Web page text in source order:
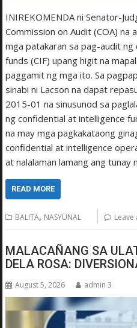
INIREKOMENDA ni Senator-
Commission on Audit (COA) na
mga patakaran sa pag-audit
funds (CIF) upang higit na
paggamit ng mga ito. Sa
sinabi ni Lacson na dapat
2015-01 na sinusunod sa
ng confidential at intelligence
na may mga pagkakataong
confidential at intelligence
at nalalaman lamang ang tunay
READ MORE
BALITA, NASYUNAL
MALACAÑANG SA
DELA ROSA:
August 5, 2026 admin 3